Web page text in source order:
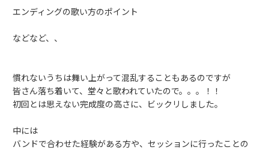
エンディングの歌い方のポイント
などなど、、
慣れないうちは舞い上がって混乱することもあるのですが
皆さん落ち着いて、堂々と歌われていたので。。。！！
初回とは思えない完成度の高さに、ビックリしました。
中には
バンドで合わせた経験がある方や、セッションに行ったことの